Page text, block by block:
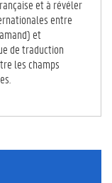
et à révéler
entre
et
de traduction
les champs